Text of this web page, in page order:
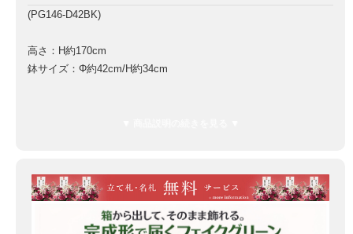
(PG146-D42BK)
高さ：H約170cm
鉢サイズ：Φ約42cm/H約34cm